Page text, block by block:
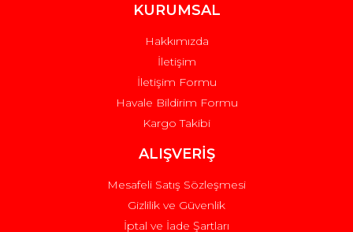
Ürün fiyatı diğer sitelerden daha pahalı.
Gönder
KURUMSAL
Hakkımızda
İletişim
İletişim Formu
Havale Bildirim Formu
Kargo Takibi
ALIŞVERİŞ
Mesafeli Satış Sözleşmesi
Gizlilik ve Güvenlik
İptal ve İade Şartları